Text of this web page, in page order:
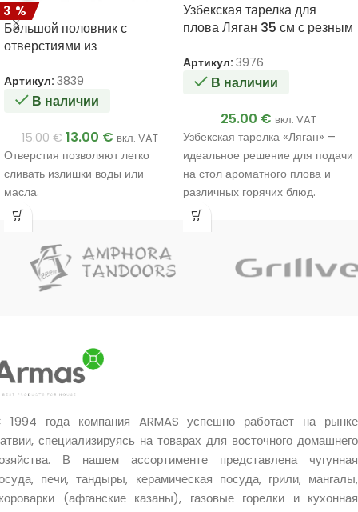
Большой половник с
отверстиями из
Артикул: 3839
В наличии
15.00€ 13.00 € вкл. VAT
Отверстия позволяют легко
сливать излишки воды или
масла.
Узбекская тарелка для
плова Ляган 35 см с резным
восточный орнамент
Артикул: 3976
В наличии
25.00 € вкл. VAT
Узбекская тарелка «Ляган» –
идеальное решение для подачи
на стол ароматного плова и
различных горячих блюд.
1994 года компания ARMAS успешно работает на рынке
специализируясь на товарах для восточного домашнего
В нашем ассортименте представлена чугунная
печи, тандыры, керамическая посуда, грили, мангалы,
(афганские казаны), газовые горелки и кухонная